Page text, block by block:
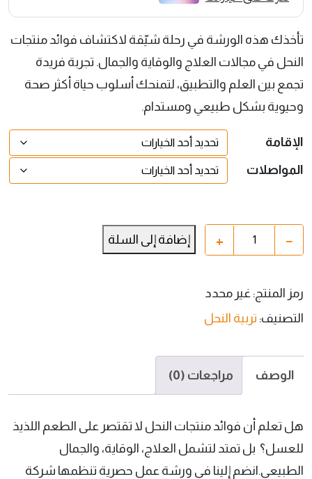
تأخذك هذه الورشة في رحلة شيّقة لاكتشاف فوائد منتجات
النحل في مجالات العلاج والوقاية والجمال. تجربة فريدة
تجمع بين العلم والتطبيق، لتمنحك أسلوب حياة أكثر صحة
وحيوية بشكل طبيعي ومستدام.
الإقامة
المواصلات
إضافة إلى السلة
رمز المنتج:غير محدد
التصنيف:تربية النحل
الوصف مراجعات (0)
هل تعلم أن فوائد منتجات النحل لا تقتصر على الطعم اللذيذ
للعسل؟ بل تمتد لتشمل العلاج، الوقاية، والجمال
الطبيعي.انضم إلينا في ورشة عمل حصرية تنظمها شركة